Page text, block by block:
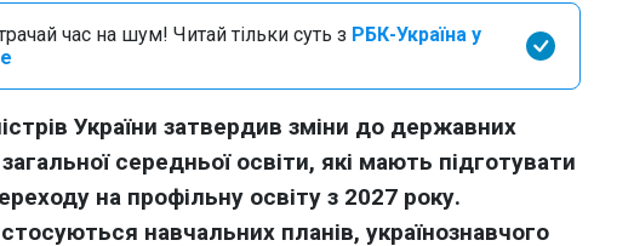
час на шум! Читай тільки суть з РБК-Україна у
України затвердив зміни до державних
середньої освіти, які мають підготувати
на профільну освіту з 2027 року.
навчальних планів, українознавчого